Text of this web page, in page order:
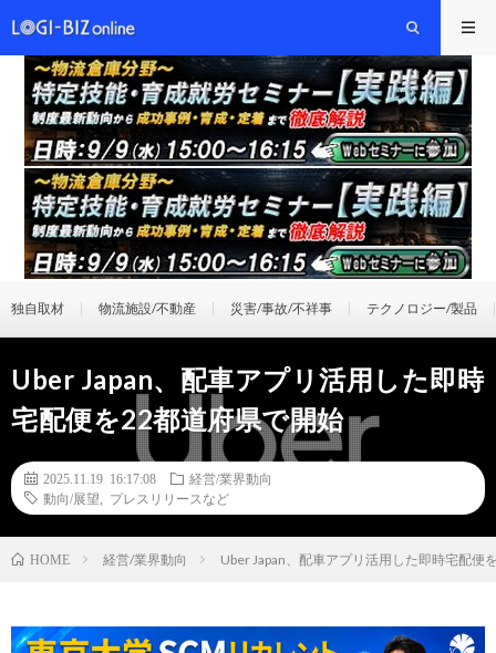
独自取材 物流施設/不動産 災害/事故/不祥事 テクノロジー/製品
Uber Japan、配車アプリ活用した即時
宅配便を22都道府県で開始
2025.11.19 16:17:08
経営/業界動向
動向/展望
プレスリリースなど
HOME 経営/業界動向 Uber Japan、配車アプリ活用した即時宅配便